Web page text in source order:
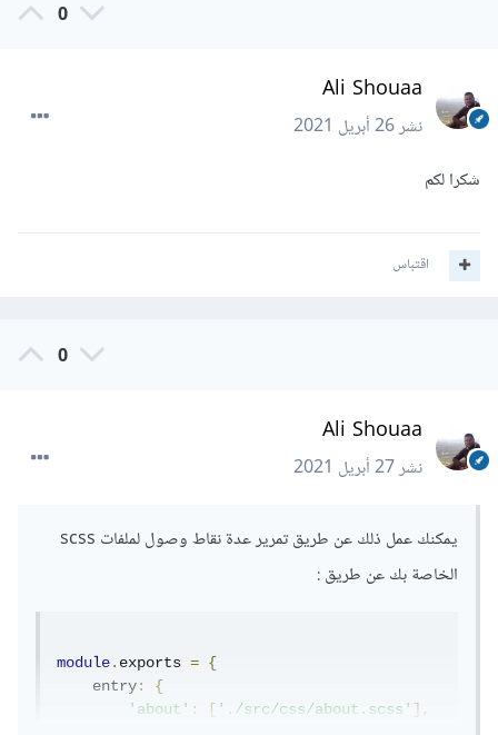
0
Ali Shouaa
نشر26 أبريل 2021
شكرا لكم
اقتباس
0
Ali Shouaa
نشر27 أبريل 2021
يمكنك عمل ذلك عن طريق تمرير عدة نقاط وصول لملفات scss
الخاصة بك عن طريق :
module.exports =
{
    entry
:
{
'about': ['./src/css/about.scss'],